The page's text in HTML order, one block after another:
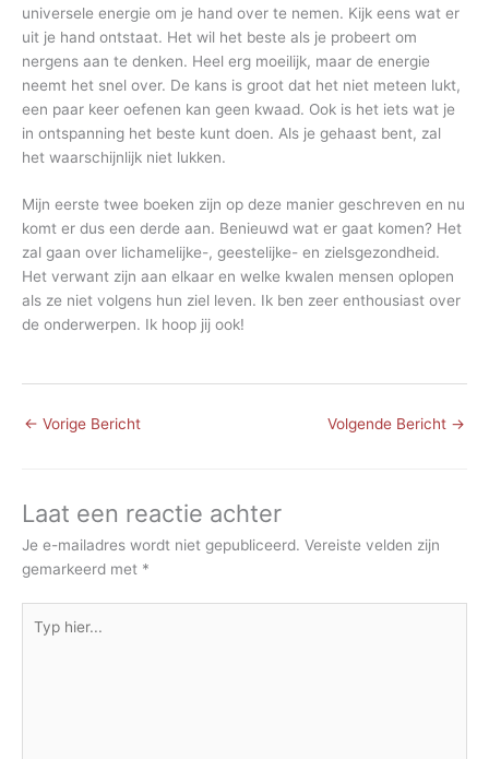
universele energie om je hand over te nemen. Kijk eens wat er
uit je hand ontstaat. Het wil het beste als je probeert om
nergens aan te denken. Heel erg moeilijk, maar de energie
neemt het snel over. De kans is groot dat het niet meteen lukt,
een paar keer oefenen kan geen kwaad. Ook is het iets wat je
in ontspanning het beste kunt doen. Als je gehaast bent, zal
het waarschijnlijk niet lukken.
Mijn eerste twee boeken zijn op deze manier geschreven en nu
komt er dus een derde aan. Benieuwd wat er gaat komen? Het
zal gaan over lichamelijke-, geestelijke- en zielsgezondheid.
Het verwant zijn aan elkaar en welke kwalen mensen oplopen
als ze niet volgens hun ziel leven. Ik ben zeer enthousiast over
de onderwerpen. Ik hoop jij ook!
← Vorige Bericht Volgende Bericht →
Laat een reactie achter
Je e-mailadres wordt niet gepubliceerd. Vereiste velden zijn
gemarkeerd met *
hier...